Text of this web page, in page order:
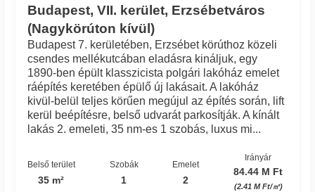
Budapest, VII. kerület, Erzsébetváros
(Nagykörúton kívül)
Budapest 7. kerületében, Erzsébet körúthoz közeli
csendes mellékutcában eladásra kináljuk, egy
1890-ben épült klasszicista polgári lakóház emelet
ráépítés keretében épülő új lakásait. A lakóház
kivül-belül teljes körűen megújul az építés során, lift
kerül beépítésre, belső udvarát parkosítják. A kínált
lakás 2. emeleti, 35 nm-es 1 szobás, luxus mi...
Belső terület
35 m²
Szobák
1
Emelet
2
Irányár
84.44 M Ft
(2.41 M Ft/㎡)